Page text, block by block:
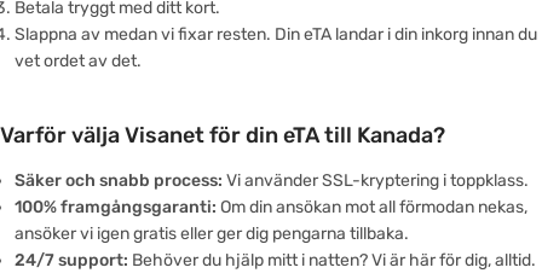
Betala tryggt med ditt kort.
Slappna av medan vi fixar resten. Din eTA landar i din inkorg innan du
vet ordet av det.
Varför välja Visanet för din eTA till Kanada?
Säker och snabb process: Vi använder SSL-kryptering i toppklass.
100% framgångsgaranti: Om din ansökan mot all förmodan nekas,
ansöker vi igen gratis eller ger dig pengarna tillbaka.
24/7 support: Behöver du hjälp mitt i natten? Vi är här för dig, alltid.